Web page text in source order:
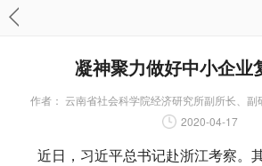
凝神聚力做好中小企业
作者： 云南省社会科学院经济研究所副所长、副
2020-04-17
近日，习近平总书记赴浙江考察。